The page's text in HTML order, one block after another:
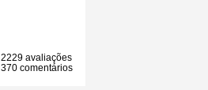
2229 avaliações
370 comentários